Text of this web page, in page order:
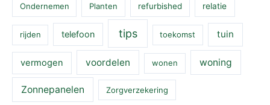
Ondernemen Planten refurbished relatie
rijden telefoon tips toekomst tuin
vermogen voordelen wonen woning
Zonnepanelen Zorgverzekering